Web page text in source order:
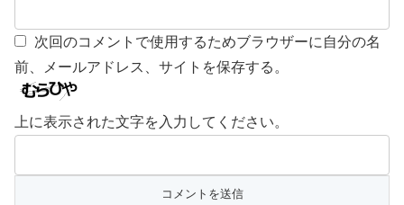
次回のコメントで使用するためブラウザーに自分の名
前、メールアドレス、サイトを保存する。
上に表示された文字を入力してください。